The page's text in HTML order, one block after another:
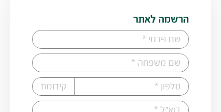
הרשמה לאתר
שם פרטי
שם משפחה
טלפון קידומת נייד
דוא"ל